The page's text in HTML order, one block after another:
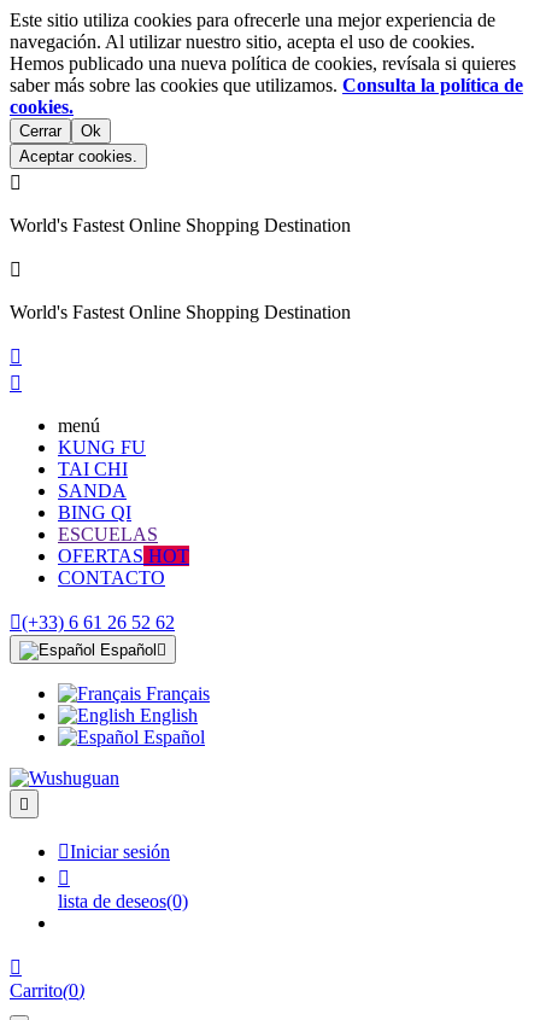
Este sitio utiliza cookies para ofrecerle una mejor experiencia de
navegación. Al utilizar nuestro sitio, acepta el uso de cookies.
Hemos publicado una nueva política de cookies, revísala si quieres
saber más sobre las cookies que utilizamos. Consulta la política de
cookies.
Cerrar
Ok
Aceptar cookies.

World's Fastest Online Shopping Destination

World's Fastest Online Shopping Destination


menú
KUNG FU
TAI CHI
SANDA
BING QI
ESCUELAS
OFERTAS HOT
CONTACTO
(+33) 6 61 26 52 62
Español 
Français
English
Español

Iniciar sesión

lista de deseos(0)

Carrito(0)